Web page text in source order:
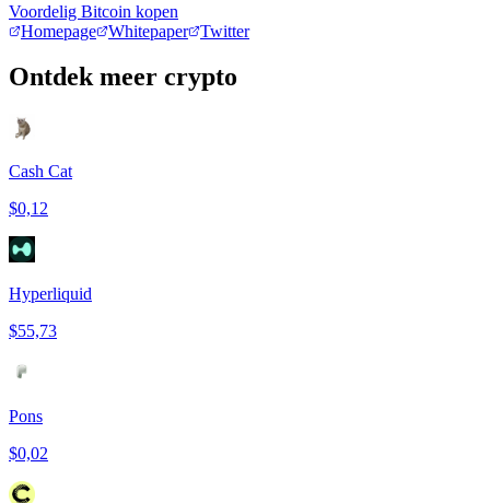
Voordelig Bitcoin kopen
Homepage
Whitepaper Twitter
Ontdek meer crypto
Cash Cat
$0,12
Hyperliquid
$55,73
Pons
$0,02